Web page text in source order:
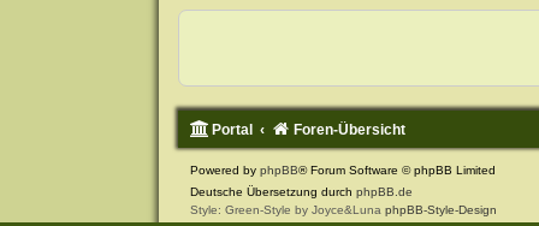
Portal Foren-Übersicht
Powered by phpBB® Forum Software © phpBB Limited
Deutsche Übersetzung durch phpBB.de
Style: Green-Style by Joyce&Luna phpBB-Style-Design